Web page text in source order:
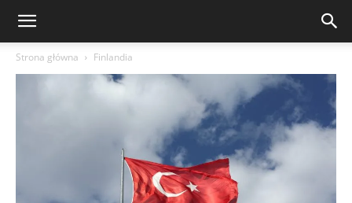
Strona główna Finlandia